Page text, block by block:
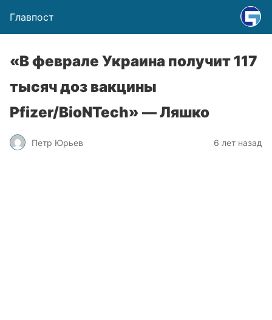
Главпост
«В феврале Украина получит 117
тысяч доз вакцины
Pfizer/BioNTech» — Ляшко
Петр Юрьев 6 лет назад